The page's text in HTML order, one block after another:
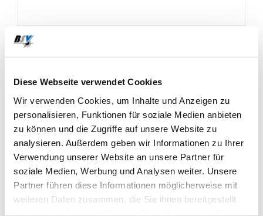
Diese Webseite verwendet Cookies
Wir verwenden Cookies, um Inhalte und Anzeigen zu
personalisieren, Funktionen für soziale Medien anbieten
zu können und die Zugriffe auf unsere Website zu
analysieren. Außerdem geben wir Informationen zu Ihrer
Verwendung unserer Website an unsere Partner für
soziale Medien, Werbung und Analysen weiter. Unsere
Partner führen diese Informationen möglicherweise mit
weiteren Daten zusammen, die Sie ihnen bereitgestellt
16. Juni - 19. Juni
2023